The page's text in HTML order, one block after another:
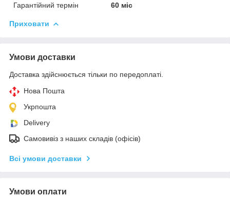
Гарантійний термін
60 міс
Приховати
Умови доставки
Доставка здійснюється тільки по передоплаті.
Нова Пошта
Укрпошта
Delivery
Самовивіз з наших складів (офісів)
Всі умови доставки
Умови оплати